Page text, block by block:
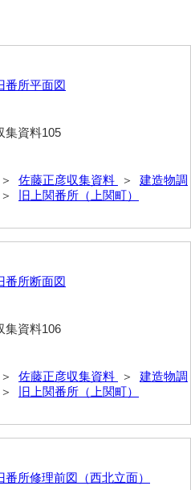
市）
市）
和町）
県）
番所平面図
集資料105
佐藤正彦収集資料 ＞ 建造物調
＞ 旧上関番所（上関町）
番所断面図
集資料106
佐藤正彦収集資料 ＞ 建造物調
＞ 旧上関番所（上関町）
所修理前図（西北立面）